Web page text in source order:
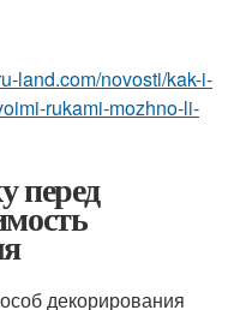
land.com/novosti/kak-i-
rukami-mozhno-li-
перед
декорирования